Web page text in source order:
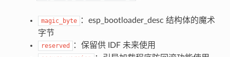
magic_byte
：esp_bootloader_desc 结构体的魔术
字节
reserved ：保留供 IDF 未来使用